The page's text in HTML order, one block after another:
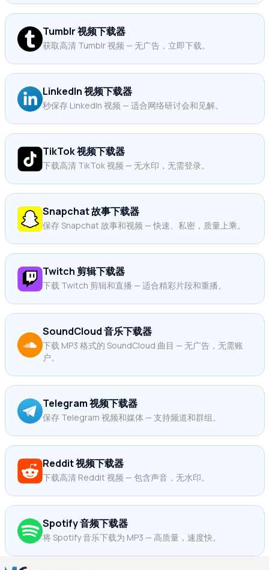
Tumblr 视频下载器
获取高清 Tumblr 视频 — 无广告，立即下载。
LinkedIn 视频下载器
秒保存 LinkedIn 视频 — 适合网络研讨会和见解。
TikTok 视频下载器
下载高清 TikTok 视频 — 无水印，无需登录。
Snapchat 故事下载器
保存 Snapchat 故事和视频 — 快速、私密，质量上乘。
Twitch 剪辑下载器
下载 Twitch 剪辑和直播 — 适合精彩片段和重播。
SoundCloud 音乐下载器
下载 MP3 格式的 SoundCloud 曲目 — 无广告，无需账
户。
Telegram 视频下载器
保存 Telegram 视频和媒体 — 支持频道和群组。
Reddit 视频下载器
下载高清 Reddit 视频 — 包含声音，无水印。
Spotify 音频下载器
将 Spotify 音乐下载为 MP3 — 高质量，速度快。